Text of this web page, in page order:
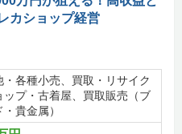
カショップ経営
・各種小売、買取・リサイク
ップ・古着屋、買取販売（ブ
貴金属）